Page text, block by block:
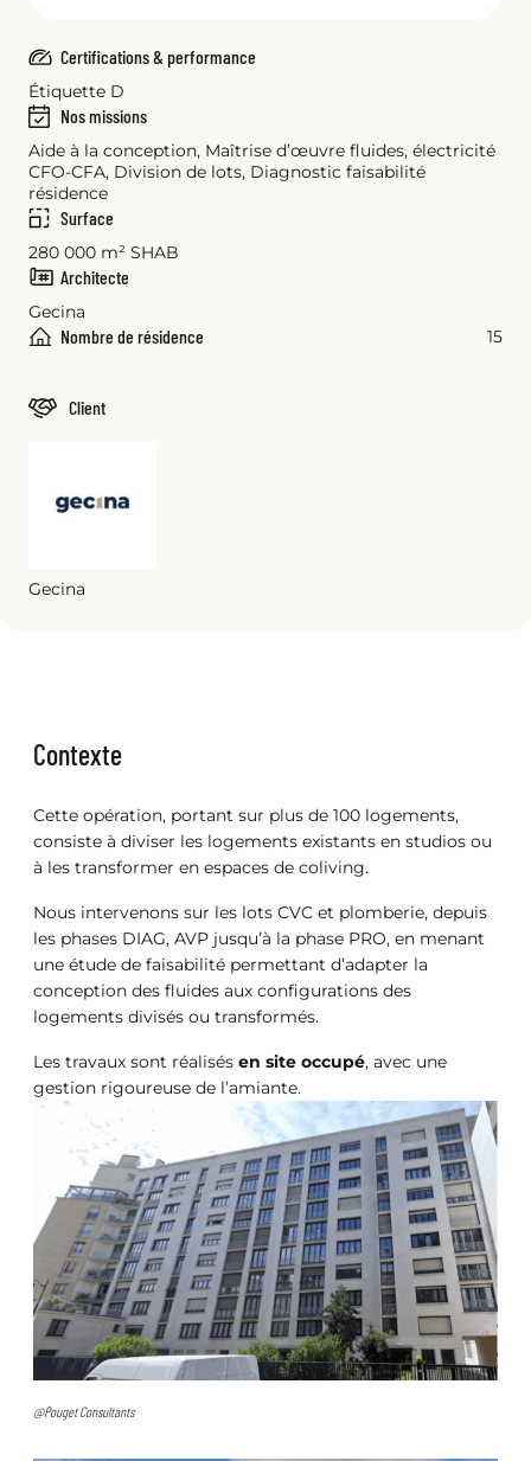
Certifications & performance
Étiquette D
Nos missions
Aide à la conception, Maîtrise d’œuvre fluides, électricité
CFO-CFA, Division de lots, Diagnostic faisabilité
résidence
Surface
280 000 m² SHAB
Architecte
Gecina
Nombre de résidence 15
Client
Gecina
Contexte
Cette opération, portant sur plus de 100 logements,
consiste à diviser les logements existants en studios ou
à les transformer en espaces de coliving. ​
Nous intervenons sur les lots CVC et plomberie, depuis
les phases DIAG, AVP jusqu’à la phase PRO, en menant
une étude de faisabilité permettant d’adapter la
conception des fluides aux configurations des
logements divisés ou transformés.​
Les travaux sont réalisés en site occupé, avec une
gestion rigoureuse de l’amiante.​
@Pouget Consultants